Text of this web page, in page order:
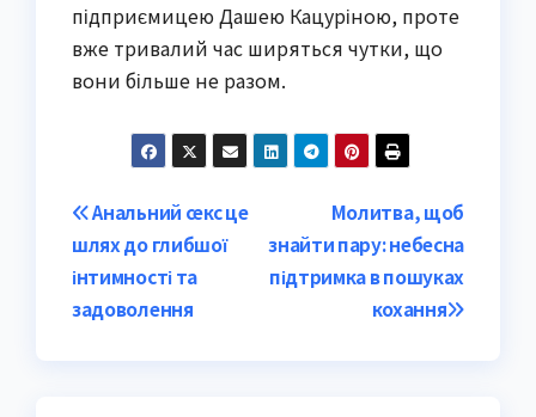
підприємицею Дашею Кацуріною, проте
вже тривалий час ширяться чутки, що
вони більше не разом.
Post
navigation
Молитва, щоб
знайти пару: небесна
підтримка в пошуках
кохання
Анальний секс це
шлях до глибшої
інтимності та
задоволення